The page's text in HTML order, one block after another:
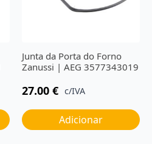
Junta da Porta do Forno
Zanussi | AEG 3577343019
27.00 € c/IVA
Adicionar